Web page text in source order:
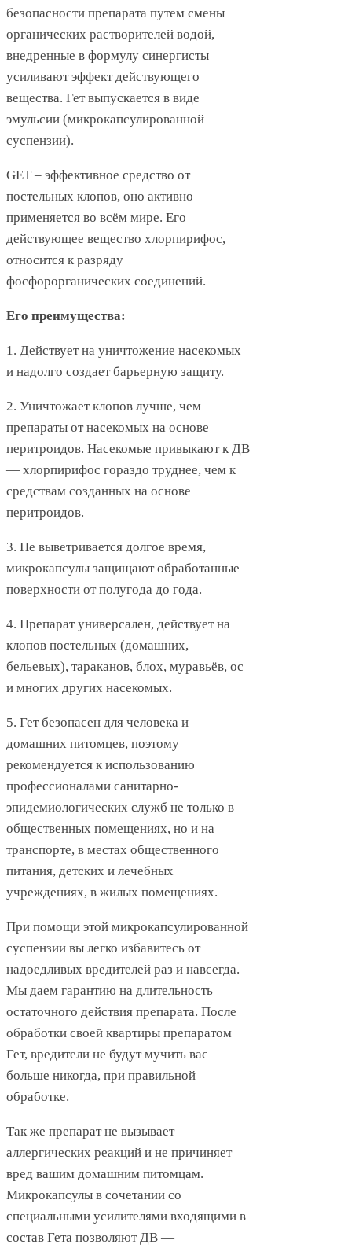
безопасности препарата путем смены
органических растворителей водой,
внедренные в формулу синергисты
усиливают эффект действующего
вещества. Гет выпускается в виде
эмульсии (микрокапсулированной
суспензии).
GET – эффективное средство от
постельных клопов, оно активно
применяется во всём мире. Его
действующее вещество хлорпирифос,
относится к разряду
фосфорорганических соединений.
Его преимущества:
1. Действует на уничтожение насекомых
и надолго создает барьерную защиту.
2. Уничтожает клопов лучше, чем
препараты от насекомых на основе
перитроидов. Насекомые привыкают к ДВ
— хлорпирифос гораздо труднее, чем к
средствам созданных на основе
перитроидов.
3. Не выветривается долгое время,
микрокапсулы защищают обработанные
поверхности от полугода до года.
4. Препарат универсален, действует на
клопов постельных (домашних,
бельевых), тараканов, блох, муравьёв, ос
и многих других насекомых.
5. Гет безопасен для человека и
домашних питомцев, поэтому
рекомендуется к использованию
профессионалами санитарно-
эпидемиологических служб не только в
общественных помещениях, но и на
транспорте, в местах общественного
питания, детских и лечебных
учреждениях, в жилых помещениях.
При помощи этой микрокапсулированной
суспензии вы легко избавитесь от
надоедливых вредителей раз и навсегда.
Мы даем гарантию на длительность
остаточного действия препарата. После
обработки своей квартиры препаратом
Гет, вредители не будут мучить вас
больше никогда, при правильной
обработке.
Так же препарат не вызывает
аллергических реакций и не причиняет
вред вашим домашним питомцам.
Микрокапсулы в сочетании со
специальными усилителями входящими в
состав Гета позволяют ДВ —